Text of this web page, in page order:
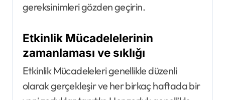
gereksinimleri gözden geçirin.
Etkinlik Mücadelelerinin
zamanlaması ve sıklığı
Etkinlik Mücadeleleri genellikle düzenli
olarak gerçekleşir ve her birkaç haftada bir